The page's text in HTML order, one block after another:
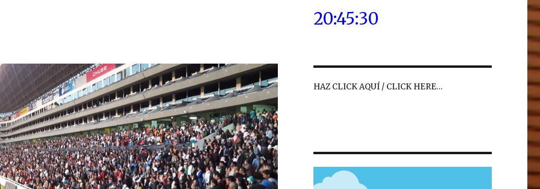
20:45:31
HAZ CLICK AQUÍ / CLICK HERE…